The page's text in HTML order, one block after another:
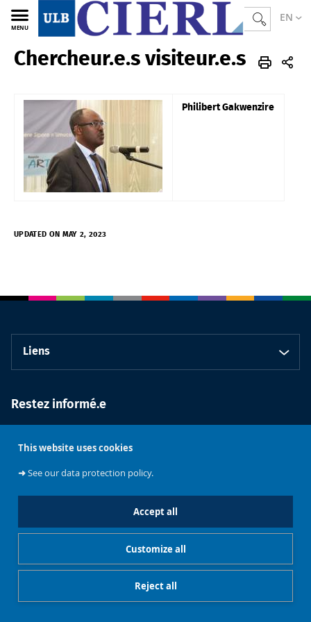
This website uses cookies
➜See our data protection policy.
Accept all
Reject all
Customize all
EN
MENU
CIERL
Chercheur.e.s visiteur.e.s
Philibert Gakwenzire
UPDATED ON MAY 2, 2023
Liens
Restez informé.e
Faculté de
Philosophie et
Université libre